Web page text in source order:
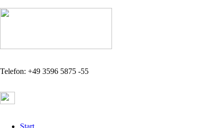
Telefon: +49 3596 5875 -55
Start